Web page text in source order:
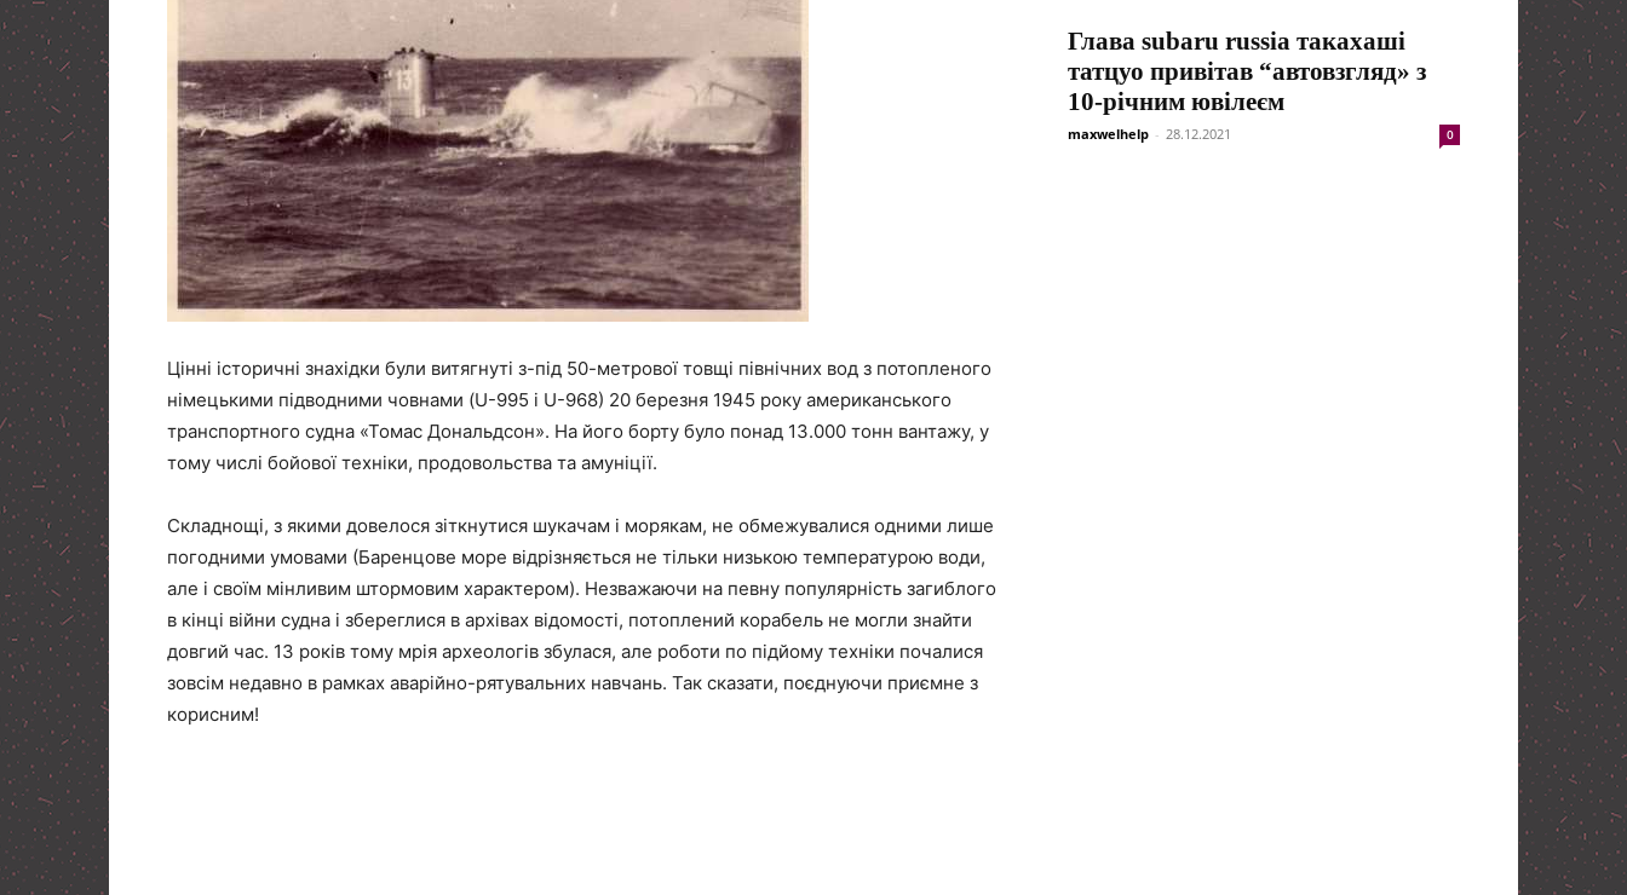
Цінні історичні знахідки були витягнуті з-під 50-метрової товщі північних вод з потопленого
німецькими підводними човнами (U-995 і U-968) 20 березня 1945 року американського
транспортного судна «Томас Дональдсон». На його борту було понад 13.000 тонн вантажу, у
тому числі бойової техніки, продовольства та амуніції.
Складнощі, з якими довелося зіткнутися шукачам і морякам, не обмежувалися одними лише
погодними умовами (Баренцове море відрізняється не тільки низькою температурою води,
але і своїм мінливим штормовим характером). Незважаючи на певну популярність загиблого
в кінці війни судна і збереглися в архівах відомості, потоплений корабель не могли знайти
довгий час. 13 років тому мрія археологів збулася, але роботи по підйому техніки почалися
зовсім недавно в рамках аварійно-рятувальних навчань. Так сказати, поєднуючи приємне з
корисним!
Глава subaru russia такахаші
татцуо привітав “автовзгляд» з
10-річним ювілеєм
maxwelhelp - 28.12.2021 0